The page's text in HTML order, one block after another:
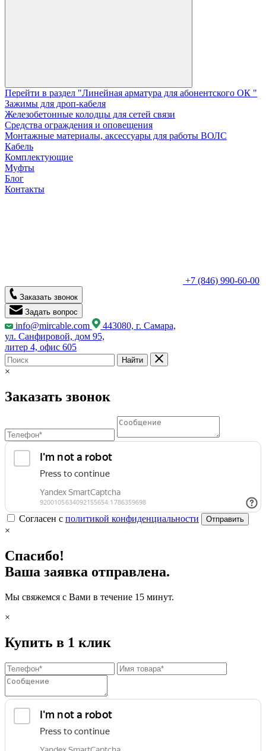
Перейти в раздел "Линейная арматура для абонентского ОК "
Зажимы для дроп-кабеля
Железобетонные колодцы для сетей связи
Средства ограждения и оповещения
Монтажные материалы, аксессуары для работы ВОЛС
Кабель
Комплектующие
Муфты
Блог
Контакты
+7 (846) 990-60-00
Заказать звонок
Задать вопрос
info@mircable.com
443080, г. Самара,
ул. Санфировой, дом 95,
литер 4, офис 605
Найти
×
Заказать звонок
Согласен с политикой конфиденциальности Отправить
×
Спасибо!
Ваша заявка отправлена.
Мы свяжемся с Вами в течение 15 минут.
×
Купить в 1 клик